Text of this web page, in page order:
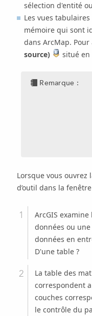
sélection d'entité
Les vues
mémoire qui sont
dans ArcMap.
source)
situé en
Remarque :
Lorsque vous
d’outil dans la
ArcGIS
données ou
données en
D'une table ?
La table des
correspondent
couches
le contrôle du